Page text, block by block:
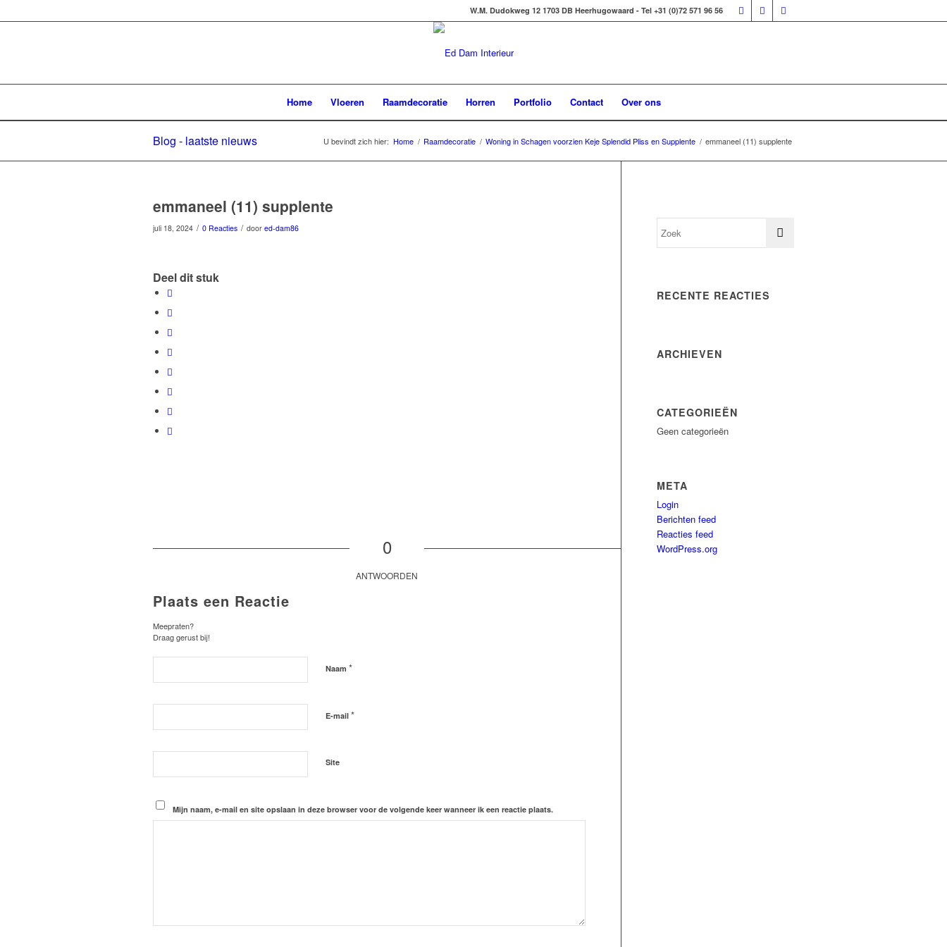
W.M. Dudokweg 12 1703 DB Heerhugowaard - Tel +31 (0)72 571 96 56
Home Vloeren Raamdecoratie Horren Portfolio Contact Over ons
Blog - laatste nieuws U bevindt zich hier: Home / Raamdecoratie / Woning in Schagen voorzien Keje Splendid Pliss en Supplente / emmaneel (11) supplente
emmaneel (11) supplente
juli 18, 2024 / 0 Reacties / door ed-dam86
Deel dit stuk
0
ANTWOORDEN
Plaats een Reactie
Meepraten?
Draag gerust bij!
Naam *
E-mail *
Site
Mijn naam, e-mail en site opslaan in deze browser voor de volgende keer wanneer ik een reactie plaats.
RECENTE REACTIES
ARCHIEVEN
CATEGORIEËN
Geen categorieën
META
Login
Berichten feed
Reacties feed
WordPress.org